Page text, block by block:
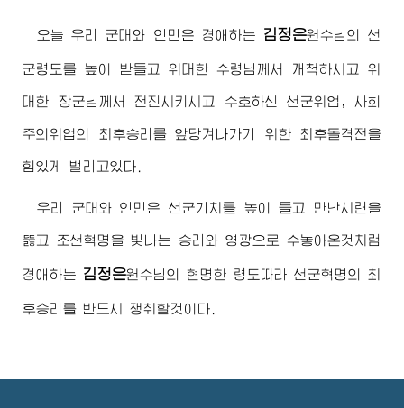
오늘 우리 군대와 인민은 경애하는 김정은원수님 의 선
군령도를 높이 받들고 위대한 수령님 께서 개척하시고 위
대한 장군님 께서 전진시키시고 수호하신 선군위업, 사회
주의위업의 최후승리를 앞당겨나가기 위한 최후돌격전을
힘있게 벌리고있다.
우리 군대와 인민은 선군기치를 높이 들고 만난시련을
뚫고 조선혁명을 빛나는 승리와 영광으로 수놓아온것처럼
경애하는 김정은원수님 의 현명한 령도따라 선군혁명의 최
후승리를 반드시 쟁취할것이다.